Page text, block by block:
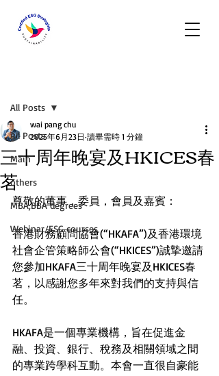
All Posts
Main
others
MBA,BBA degrees
Webinar/ESG courses
All Posts
三十周年晚宴及HKICES春
茗
wai pang chu
2025年6月23日 讀畢需時 1 分鐘
尊敬的董事，委員，會員及嘉賓：
香港財務顧問協會(“HKAFA”)及香港環境
社會企管策略師公會(“HKICES”)誠摯邀請
您參加HKAFA三十周年晚宴及HKICES春
茗，以感謝您多年來對我們的支持與信
任。
HKAFA是一個專業機構，旨在促進金
融、投資、銀行、稅務及相關領域之間
的專業跨學科互動。本會一直很自豪能